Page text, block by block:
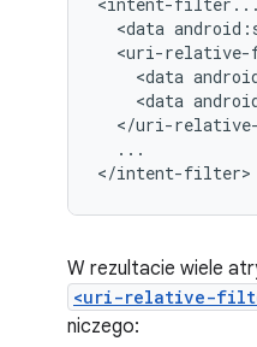
<data
<data
<data
...
</intent-filter>
W rezultacie wiele
<uri-relative-
niczego: